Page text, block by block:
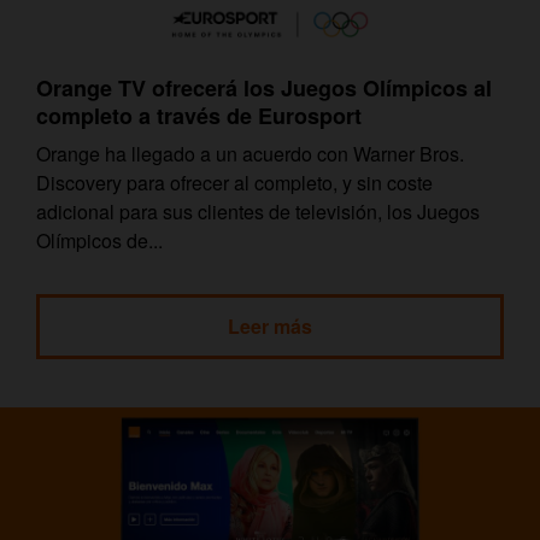
Orange TV ofrecerá los Juegos Olímpicos al
completo a través de Eurosport
Orange ha llegado a un acuerdo con Warner Bros.
Discovery para ofrecer al completo, y sin coste
adicional para sus clientes de televisión, los Juegos
Olímpicos de...
Leer más